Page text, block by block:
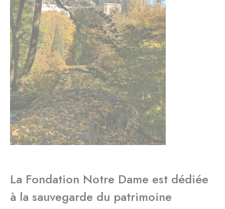
La Fondation Notre Dame est dédiée
à la sauvegarde du patrimoine